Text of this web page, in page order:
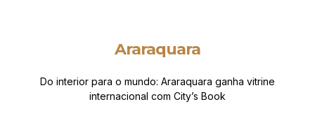
Araraquara
Do interior para o mundo: Araraquara ganha vitrine
internacional com City’s Book